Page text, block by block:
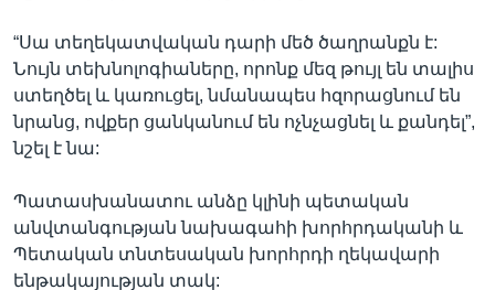
“Սա տեղեկատվական դարի մեծ ծաղրանքն է:
Նույն տեխնոլոգիաները, որոնք մեզ թույլ են տալիս
ստեղծել և կառուցել, նմանապես հզորացնում են
նրանց, ովքեր ցանկանում են ոչնչացնել և քանդել”,
նշել է նա:
Պատասխանատու անձը կլինի պետական
անվտանգության նախագահի խորհրդականի և
Պետական տնտեսական խորհրդի ղեկավարի
ենթակայության տակ: